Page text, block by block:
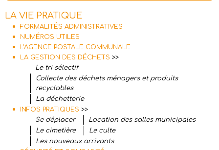
LA VIE PRATIQUE
FORMALITÉS ADMINISTRATIVES
NUMÉROS UTILES
L'AGENCE POSTALE COMMUNALE
LA GESTION DES DÉCHETS >>
Le tri sélectif
Collecte des déchets ménagers et produits
recyclables
La déchetterie
INFOS PRATIQUES >>
Se déplacer
Location des salles municipales
Le cimetière
Le culte
Les nouveaux arrivants